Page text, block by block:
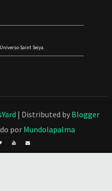
Saint Seiya.
| Distributed by Blogger
por Mundolapalma